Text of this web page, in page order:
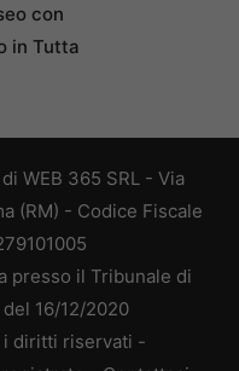
con
in Tutta
WEB 365 SRL - Via
(RM) - Codice Fiscale
presso il Tribunale di
16/12/2020
diritti riservati -